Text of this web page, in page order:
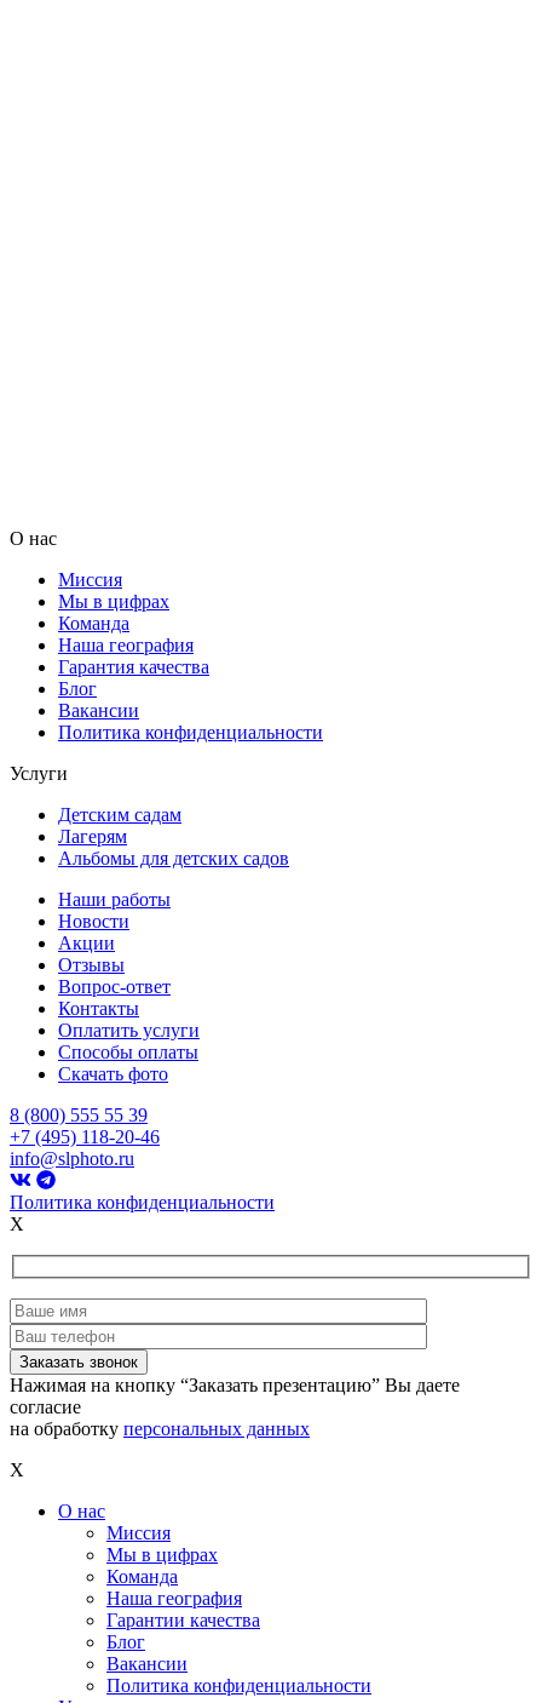
О нас
Миссия
Мы в цифрах
Команда
Наша география
Гарантия качества
Блог
Вакансии
Политика конфиденциальности
Услуги
Детским садам
Лагерям
Альбомы для детских садов
Наши работы
Новости
Акции
Отзывы
Вопрос-ответ
Контакты
Оплатить услуги
Способы оплаты
Скачать фото
8 (800) 555 55 39
+7 (495) 118-20-46
info@slphoto.ru
Политика конфиденциальности
X
Нажимая на кнопку “Заказать презентацию” Вы даете
согласие
на обработку персональных данных
X
О нас
Миссия
Мы в цифрах
Команда
Наша география
Гарантии качества
Блог
Вакансии
Политика конфиденциальности